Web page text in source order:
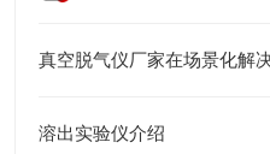
真空脱气仪厂家在场景化解
溶出实验仪介绍